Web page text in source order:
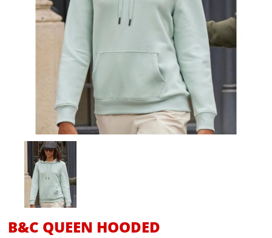
B&C QUEEN HOODED